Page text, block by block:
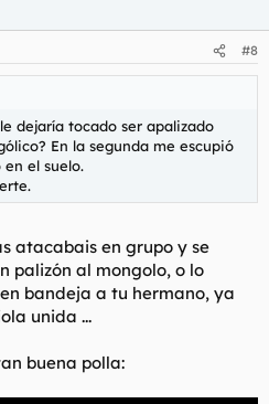
vía del cloroformo, pero
y se daban un galletón con
hacer una mínima esquiva.
intentaban parar aquella orgía
los downies se los
que llegó el puto microbus, que
y lo mejor es que después
de manera hierática,
#8
dejaría tocado ser apalizado
En la segunda me escupió
el suelo.
atacabais en grupo y se
palizón al mongolo, o lo
bandeja a tu hermano, ya
unida ...
buena polla: